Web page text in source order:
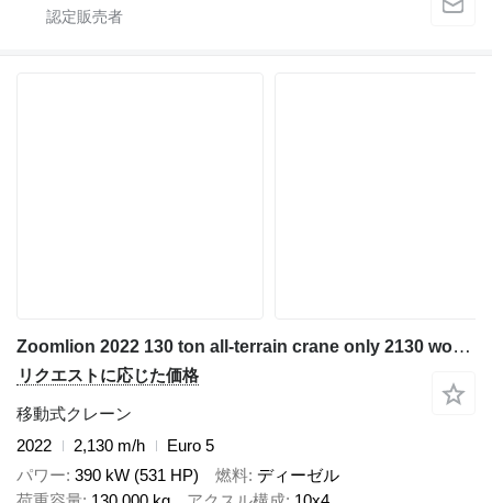
Zoomlion 2022 130 ton all-terrain crane only 2130 working hours
リクエストに応じた価格
移動式クレーン
2022
2,130 m/h
Euro 5
パワー 390 kW (531 HP) 燃料 ディーゼル